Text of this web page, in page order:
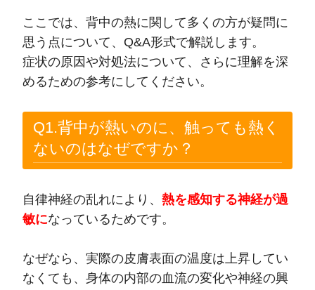
ここでは、背中の熱に関して多くの方が疑問に
思う点について、Q&A形式で解説します。
症状の原因や対処法について、さらに理解を深
めるための参考にしてください。
Q1.背中が熱いのに、触っても熱く
ないのはなぜですか？
自律神経の乱れにより、 熱を感知する神経が過
敏になっているためです。
なぜなら、実際の皮膚表面の温度は上昇してい
なくても、身体の内部の血流の変化や神経の興